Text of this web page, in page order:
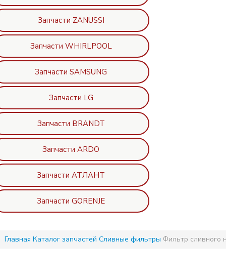
Запчасти ZANUSSI
Запчасти WHIRLPOOL
Запчасти SAMSUNG
Запчасти LG
Запчасти BRANDT
Запчасти ARDO
Запчасти АТЛАНТ
Запчасти GORENJE
Главная Каталог запчастей Сливные фильтры Фильтр сливного